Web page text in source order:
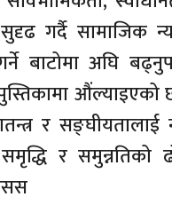
गर्दै सामाजिक
बाटोमा अघि
औंल्याइएको
र सङ्घीयतालाई
र समुन्नतिको